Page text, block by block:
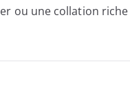
ou une collation